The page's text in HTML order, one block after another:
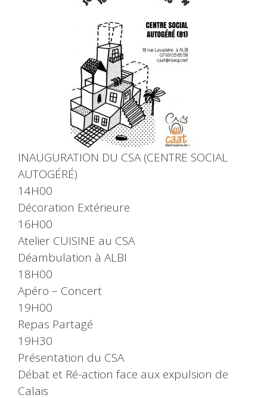
INAUGURATION DU CSA (CENTRE SOCIAL
AUTOGÉRÉ)
14H00
Décoration Extérieure
16H00
Atelier CUISINE au CSA
Déambulation à ALBI
18H00
Apéro – Concert
19H00
Repas Partagé
19H30
Présentation du CSA
Débat et Ré-action face aux expulsion de
Calais